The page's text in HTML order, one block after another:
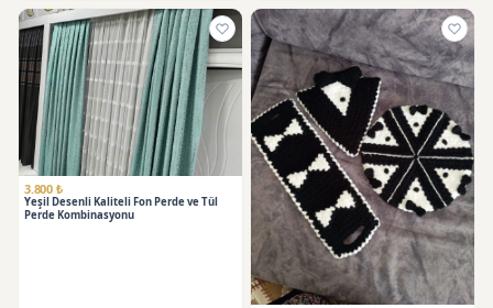
3.800 ₺
Yeşil Desenli Kaliteli Fon Perde ve Tül
Perde Kombinasyonu